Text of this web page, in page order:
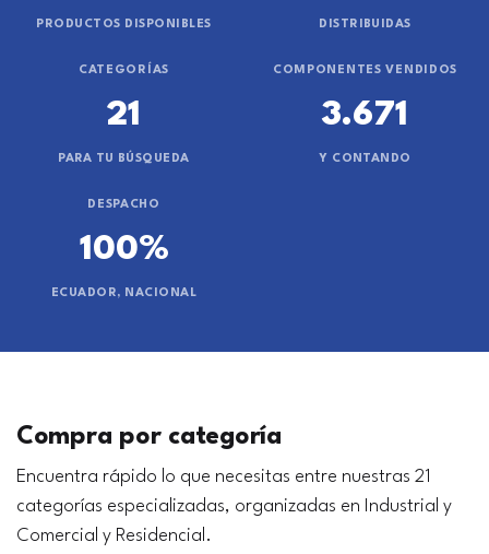
PRODUCTOS DISPONIBLES DISTRIBUIDAS
CATEGORÍAS
21
PARA TU BÚSQUEDA
COMPONENTES VENDIDOS
3.671
Y CONTANDO
DESPACHO
100%
ECUADOR, NACIONAL
Compra por categoría
Encuentra rápido lo que necesitas entre nuestras 21
categorías especializadas, organizadas en Industrial y
Comercial y Residencial.